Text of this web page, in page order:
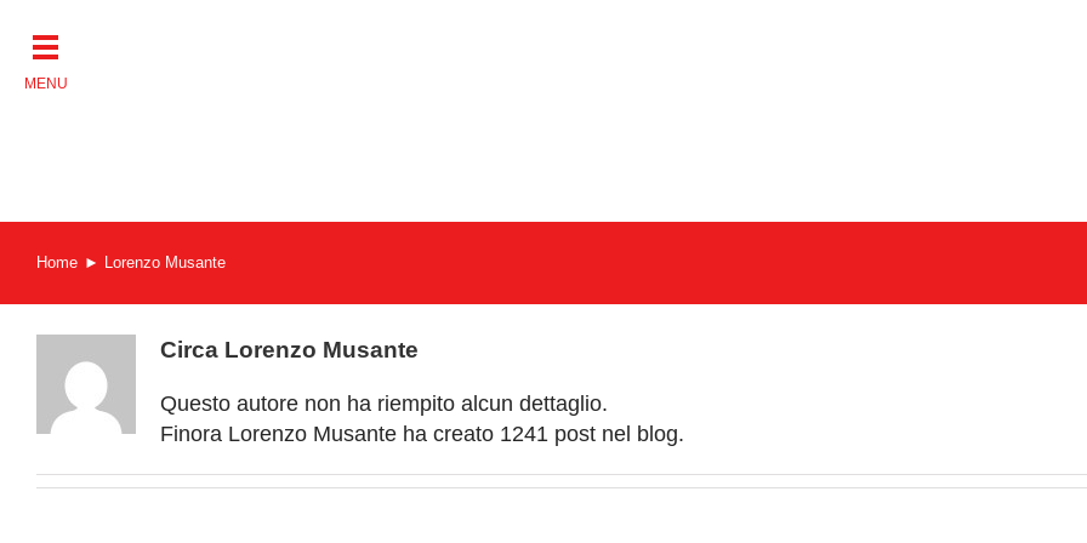
contenuto
Home Lorenzo Musante
Circa Lorenzo Musante
Questo autore non ha riempito alcun dettaglio.
Finora Lorenzo Musante ha creato 1241 post nel blog.